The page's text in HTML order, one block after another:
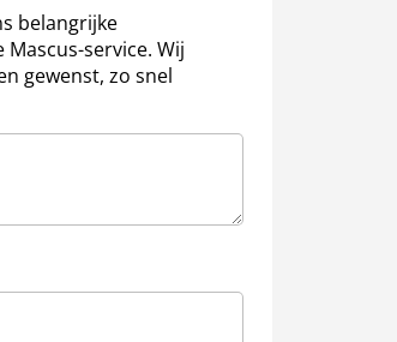
belangrijke
service. Wij
gewenst, zo snel